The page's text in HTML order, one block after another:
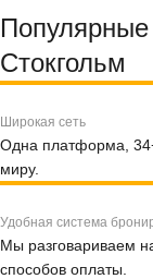
Стокгольм
Широкая сеть
Одна платформа,
миру.
Удобная система
Мы разговариваем
способов оплаты.